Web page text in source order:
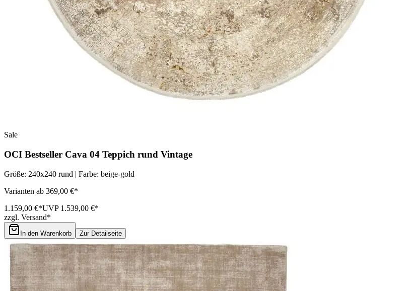
Sale
OCI Bestseller Cava 04 Teppich rund Vintage
Größe: 240x240 rund | Farbe: beige-gold
Varianten ab 369,00 €*
1.159,00 €*UVP 1.539,00 €*
zzgl. Versand*
In den Warenkorb Zur Detailseite